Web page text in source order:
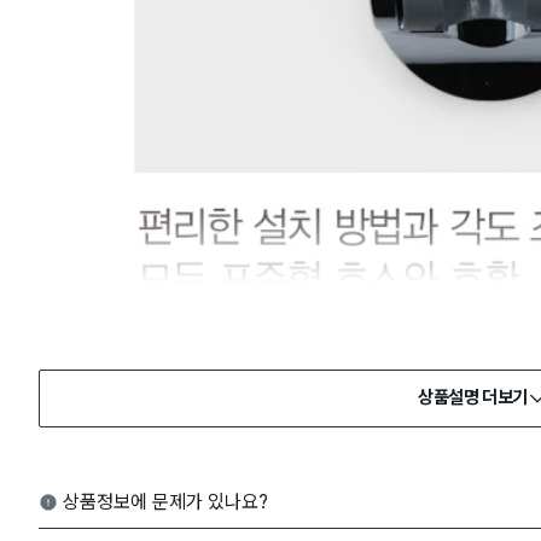
상품설명 더보기
상품정보에 문제가 있나요?